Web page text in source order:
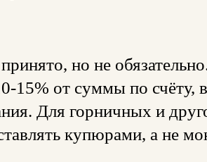
но не
15% от суммы по счёту,
Для горничных и
купюрами, а не